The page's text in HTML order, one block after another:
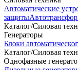
Автоматические
защиты
Каталог/Силовая
Генераторы
Блоки
Каталог/Силовая
Однофазные